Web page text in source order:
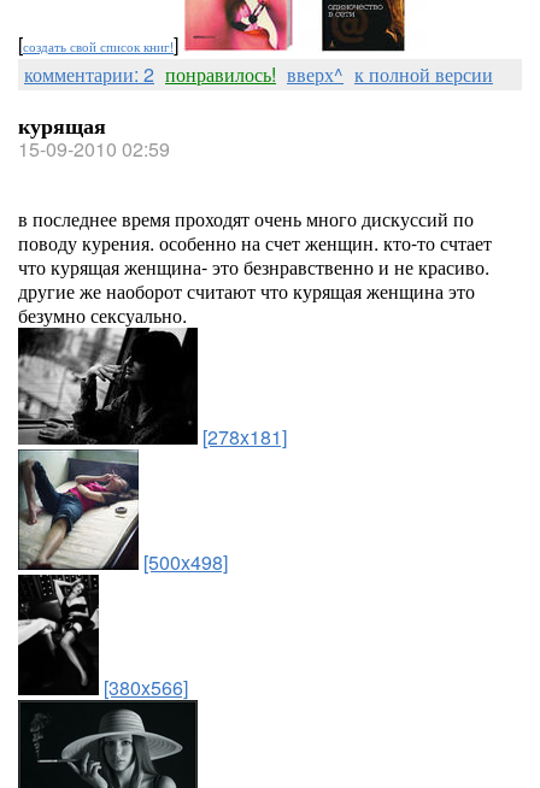
[создать свой список книг!]
комментарии: 2 понравилось! вверх^ к полной версии
курящая
15-09-2010 02:59
в последнее время проходят очень много дискуссий по
поводу курения. особенно на счет женщин. кто-то счтает
что курящая женщина- это безнравственно и не красиво.
другие же наоборот считают что курящая женщина это
безумно сексуально.
[278x181]
[500x498]
[380x566]